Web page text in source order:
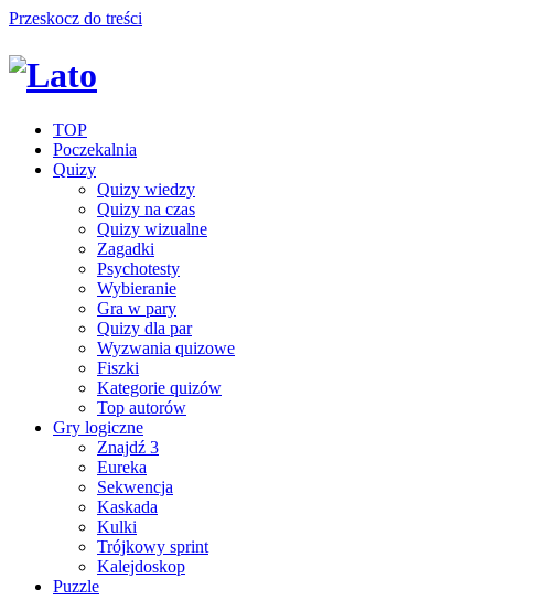
Przeskocz do treści
TOP
Poczekalnia
Quizy
Quizy wiedzy
Quizy na czas
Quizy wizualne
Zagadki
Psychotesty
Wybieranie
Gra w pary
Quizy dla par
Wyzwania quizowe
Fiszki
Kategorie quizów
Top autorów
Gry logiczne
Znajdź 3
Eureka
Sekwencja
Kaskada
Kulki
Trójkowy sprint
Kalejdoskop
Puzzle